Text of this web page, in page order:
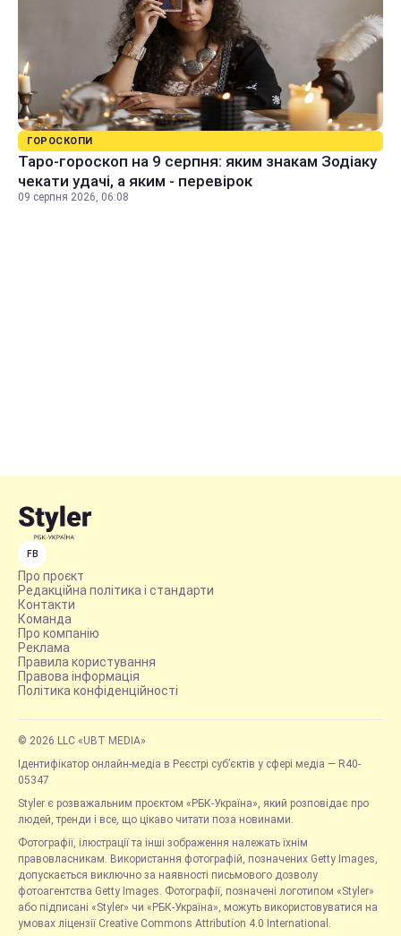
ГОРОСКОПИ
Таро-гороскоп на 9 серпня: яким знакам Зодіаку
чекати удачі, а яким - перевірок
09 серпня 2026, 06:08
FB
Про проєкт
Редакційна політика і стандарти
Контакти
Команда
Про компанію
Реклама
Правила користування
Правова інформація
Політика конфіденційності
© 2026 LLC «UBT MEDIA»
Ідентифікатор онлайн-медіа в Реєстрі суб’єктів у сфері медіа — R40-
05347
Styler є розважальним проєктом «РБК-Україна», який розповідає про
людей, тренди і все, що цікаво читати поза новинами.
Фотографії, ілюстрації та інші зображення належать їхнім
правовласникам. Використання фотографій, позначених Getty Images,
допускається виключно за наявності письмового дозволу
фотоагентства Getty Images. Фотографії, позначені логотипом «Styler»
або підписані «Styler» чи «РБК-Україна», можуть використовуватися на
умовах ліцензії Creative Commons Attribution 4.0 International.